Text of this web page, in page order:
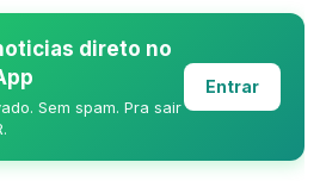
direto no
Sem spam. Pra sair
Entrar